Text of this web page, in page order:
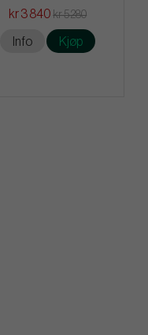
kr 3 840 kr 5 280
Info Kjøp